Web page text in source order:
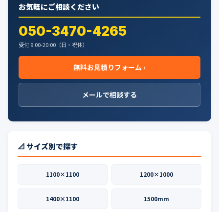
お気軽にご相談ください
050-3470-4265
受付 9:00-20:00（日・祝休）
無料お見積りフォーム ›
メールで相談する
📐 サイズ別で探す
1100×1100 1200×1000
1400×1100 1500mm